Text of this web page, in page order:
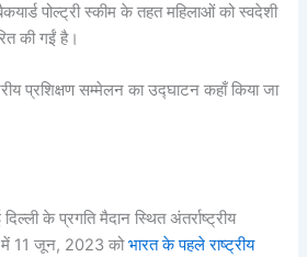
पोल्ट्री स्कीम के तहत महिलाओं को स्वदेशी
की गईं है।
प्रशिक्षण सम्मेलन का उद्घाटन कहाँ किया जा
के प्रगति मैदान स्थित अंतर्राष्ट्रीय
में 11 जून, 2023 कोभारत के पहले राष्ट्रीय